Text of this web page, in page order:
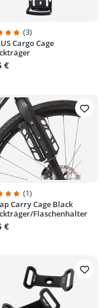
5 SternenBewertung
(3)
Cargo Cage
€
5 SternenBewertung
(1)
Carry Cage Black
Flaschenhalter
€